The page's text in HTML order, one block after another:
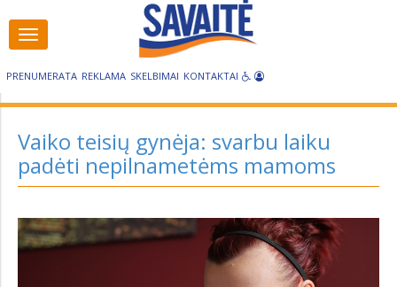
PRENUMERATA REKLAMA SKELBIMAI KONTAKTAI
Visos
kategorijos
Vaiko teisių gynėja: svarbu laiku
padėti nepilnametėms mamoms
Visos
kategorijos